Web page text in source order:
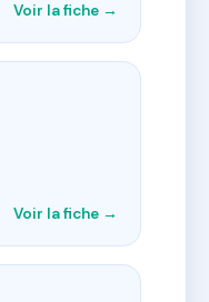
Voir la fiche →
Voir la fiche →